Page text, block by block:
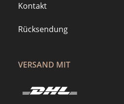
Kontakt
Rücksendung
VERSAND MIT